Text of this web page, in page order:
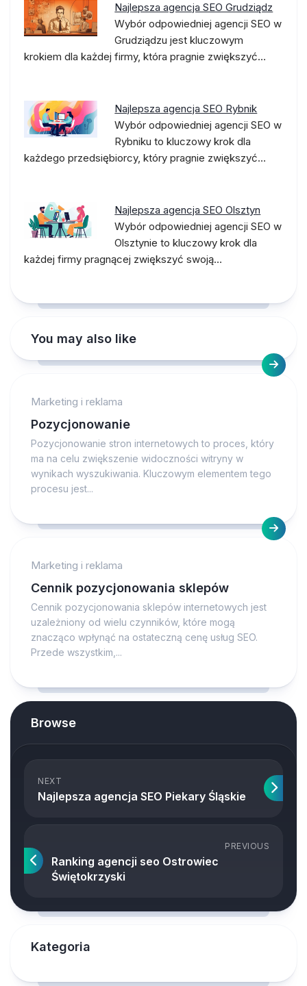
Najlepsza agencja SEO Grudziądz
Wybór odpowiedniej agencji SEO w
Grudziądzu jest kluczowym
krokiem dla każdej firmy, która pragnie zwiększyć…
Najlepsza agencja SEO Rybnik
Wybór odpowiedniej agencji SEO w
Rybniku to kluczowy krok dla
każdego przedsiębiorcy, który pragnie zwiększyć…
Najlepsza agencja SEO Olsztyn
Wybór odpowiedniej agencji SEO w
Olsztynie to kluczowy krok dla
każdej firmy pragnącej zwiększyć swoją…
You may also like
Marketing i reklama
Pozycjonowanie
Pozycjonowanie stron internetowych to proces, który
ma na celu zwiększenie widoczności witryny w
wynikach wyszukiwania. Kluczowym elementem tego
procesu jest...
Marketing i reklama
Cennik pozycjonowania sklepów
Cennik pozycjonowania sklepów internetowych jest
uzależniony od wielu czynników, które mogą
znacząco wpłynąć na ostateczną cenę usług SEO.
Przede wszystkim,...
Browse
NEXT
Najlepsza agencja SEO Piekary Śląskie
PREVIOUS
Ranking agencji seo Ostrowiec
Świętokrzyski
Kategoria